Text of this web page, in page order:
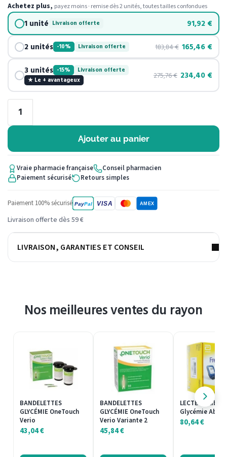
Achetez plus, payez moins · remise dès 2 unités, toutes tailles confondues
1 unité Livraison offerte 91,92 €
2 unités -10% Livraison offerte 183,84€ 165,46 €
3 unités -15%
Livraison offerte
★ Le + avantageux
275,76€ 234,40 €
Ajouter au panier
Vraie pharmacie française
Conseil pharmacien
Paiement sécurisé
Retours simples
Paiement 100% sécurisé PayPal VISA AMEX
Livraison offerte dès 59 €
LIVRAISON, GARANTIES ET CONSEIL
Nos meilleures ventes du rayon
BANDELETTES
GLYCÉMIE OneTouch
Verio
43,04€
BANDELETTES
GLYCÉMIE OneTouch
Verio Variante 2
45,84€
LECTEUR Libre
Glycémie
80,64€